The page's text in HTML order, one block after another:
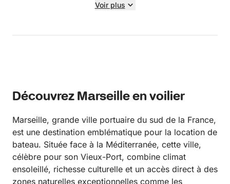
Je recommande cet équipage qui a su garder son
plein.
Voir plus
Découvrez Marseille en voilier
Marseille, grande ville portuaire du sud de la France,
est une destination emblématique pour la location de
bateau. Située face à la Méditerranée, cette ville,
célèbre pour son Vieux-Port, combine climat
ensoleillé, richesse culturelle et un accès direct à des
zones naturelles exceptionnelles comme les